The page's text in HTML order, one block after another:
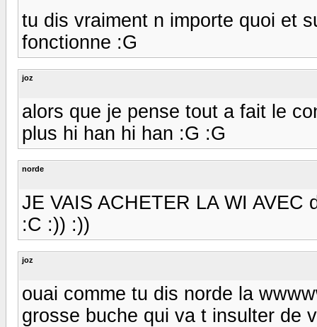
tu dis vraiment n importe quoi et
fonctionne :G
joz
alors que je pense tout a fait le
plus hi han hi han :G :G
norde
JE VAIS ACHETER LA WI
:C :)) :))
joz
ouai comme tu dis norde la
grosse buche qui va t insulter de